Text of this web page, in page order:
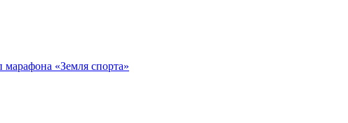
марафона «Земля спорта»